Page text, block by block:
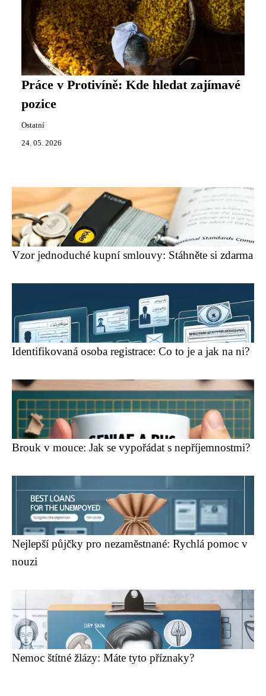
Práce v Protivíně: Kde hledat zajímavé
pozice
Ostatní
24. 05. 2026
Vzor jednoduché kupní smlouvy: Stáhněte si zdarma
Identifikovaná osoba registrace: Co to je a jak na ni?
Brouk v mouce: Jak se vypořádat s nepříjemnostmi?
Nejlepší půjčky pro nezaměstnané: Rychlá pomoc v
nouzi
Nemoc štítné žlázy: Máte tyto příznaky?